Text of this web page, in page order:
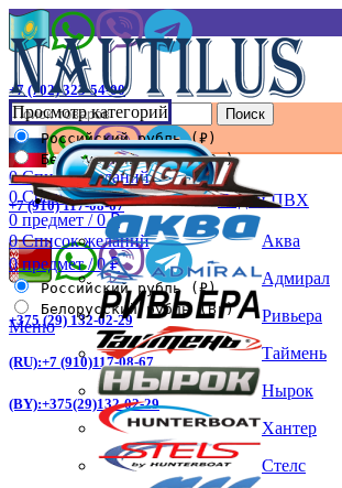
+7 (702) 323-54-00
+7 (910) 117-08-67
+375 (29) 132-02-29
(RU):+7 (910)117-08-67
(BY):+375(29)132-02-29
Поиск
Российский рубль (₽)
Белорусский рубль (Br)
0Список желаний
0 Сравнить
0 предмет / 0₽
0Список желаний
0предмет / 0₽
Российский рубль (₽)
Белорусский рубль (Br)
Меню
Просмотр категорий
Лодки ПВХ
Аква
Адмирал
Ривьера
Таймень
Нырок
Хантер
Стелс